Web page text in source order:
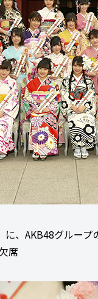
、AKB48グルー
席